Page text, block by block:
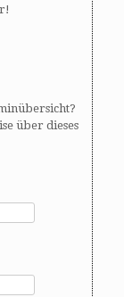
über dieses